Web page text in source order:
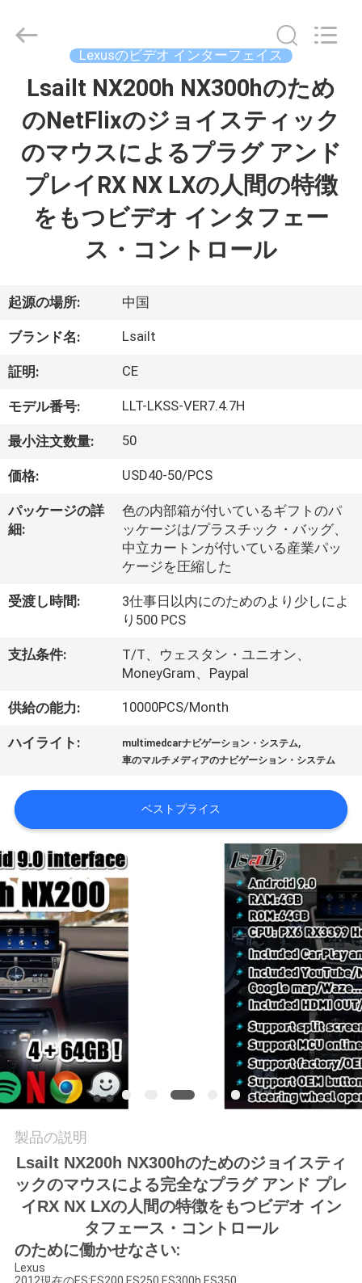
プ
ビ
デ
オ
私
達
に
て
工
場
旅
品
質
管
理
私
達
に
連
絡
し
な
さ
Shenzhen
Xinsongxia
Lexusのビデオ インターフェイス
Lsailt NX200h NX300hのため
のNetFlixのジョイスティック
のマウスによるプラグ アンド
プレイRX NX LXの人間の特徴
をもつビデオ インタフェー
ス・コントロール
起源の場所: 中国
ブランド名: Lsailt
証明: CE
モデル番号: LLT-LKSS-VER7.4.7H
最小注文数量: 50
価格: USD40-50/PCS
パッケージの詳
細:
色の内部箱が付いているギフトのパ
ッケージは/プラスチック・バッグ、
中立カートンが付いている産業パッ
ケージを圧縮した
受渡し時間:
3仕事日以内にのためのより少しによ
り500 PCS
支払条件:
T/T、ウェスタン・ユニオン、
MoneyGram、Paypal
供給の能力: 10000PCS/Month
ハイライト: multimedcarナビゲーション・システム,
車のマルチメディアのナビゲーション・システム
ベストプライス
製品の説明
Lsailt NX200h NX300hのためのジョイスティ
ックのマウスによる完全なプラグ アンド プレ
イRX NX LXの人間の特徴をもつビデオ イン
タフェース・コントロール
のために働かせなさい:
Lexus